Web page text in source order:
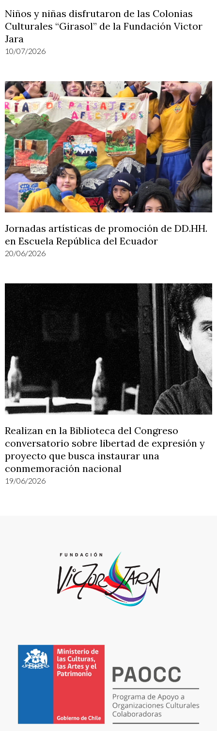
Niños y niñas disfrutaron de las Colonias
Culturales “Girasol” de la Fundación Victor
Jara
10/07/2026
Jornadas artísticas de promoción de DD.HH.
en Escuela República del Ecuador
20/06/2026
Realizan en la Biblioteca del Congreso
conversatorio sobre libertad de expresión y
proyecto que busca instaurar una
conmemoración nacional
19/06/2026